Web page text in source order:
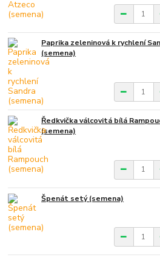
Paprika zeleninová k rychlení
(semena)
Ředkvička válcovitá bílá
(semena)
Špenát setý (semena)